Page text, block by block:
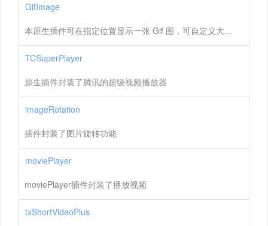
GifImage
本原生插件可在指定位置显示一张 Gif 图，可自定义大小、位置等。
TCSuperPlayer
原生插件封装了腾讯的超级视频播放器
imageRotation
插件封装了图片旋转功能
moviePlayer
moviePlayer插件封装了播放视频
txShortVideoPlus